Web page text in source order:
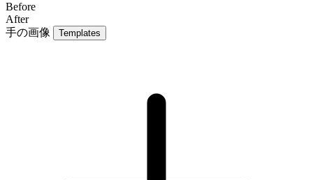
Before
After
手の画像
Templates